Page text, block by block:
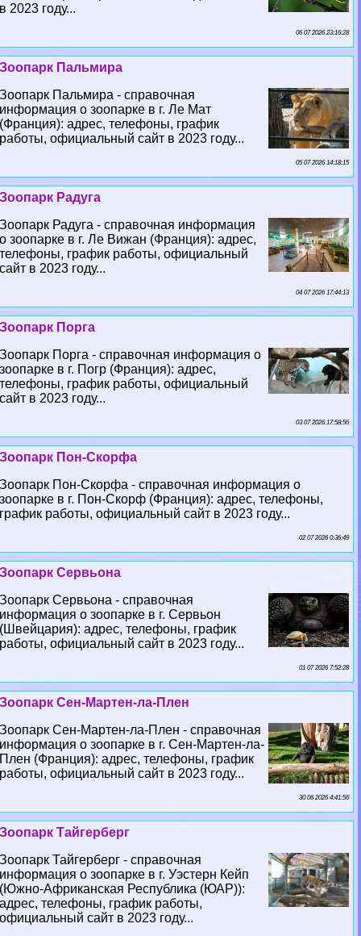
в 2023 году...
06 07 2026 23:16:28
Зоопарк Пальмира
Зоопарк Пальмира - справочная
информация о зоопарке в г. Ле Мат
(Франция): адрес, телефоны, график
работы, официальный сайт в 2023 году...
05 07 2026 14:18:15
Зоопарк Радуга
Зоопарк Радуга - справочная информация
о зоопарке в г. Ле Вижан (Франция): адрес,
телефоны, график работы, официальный
сайт в 2023 году...
04 07 2026 17:44:13
Зоопарк Порга
Зоопарк Порга - справочная информация о
зоопарке в г. Погр (Франция): адрес,
телефоны, график работы, официальный
сайт в 2023 году...
03 07 2026 17:58:56
Зоопарк Пон-Скорфа
Зоопарк Пон-Скорфа - справочная информация о
зоопарке в г. Пон-Скорф (Франция): адрес, телефоны,
график работы, официальный сайт в 2023 году...
02 07 2026 0:36:49
Зоопарк Сервьона
Зоопарк Сервьона - справочная
информация о зоопарке в г. Сервьон
(Швейцария): адрес, телефоны, график
работы, официальный сайт в 2023 году...
01 07 2026 7:52:28
Зоопарк Сен-Мартен-ла-Плен
Зоопарк Сен-Мартен-ла-Плен - справочная
информация о зоопарке в г. Сен-Мартен-ла-
Плен (Франция): адрес, телефоны, график
работы, официальный сайт в 2023 году...
30 06 2026 4:41:56
Зоопарк Тайгерберг
Зоопарк Тайгерберг - справочная
информация о зоопарке в г. Уэстерн Кейп
(Южно-Африканская Республика (ЮАР)):
адрес, телефоны, график работы,
официальный сайт в 2023 году...